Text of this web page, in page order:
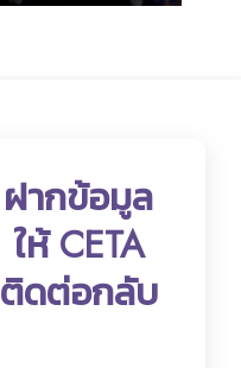
ฝากข้อมูล
ให้ CETA
ติดต่อกลับ